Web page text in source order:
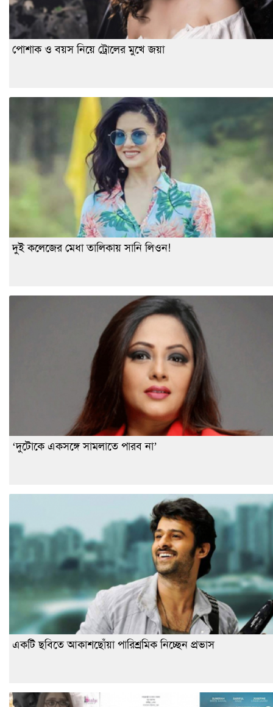
পোশাক ও বয়স নিয়ে ট্রোলের মুখে জয়া
দুই কলেজের মেধা তালিকায় সানি লিওন!
‘দুটোকে একসঙ্গে সামলাতে পারব না’
একটি ছবিতে আকাশছোঁয়া পারিশ্রমিক নিচ্ছেন প্রভাস